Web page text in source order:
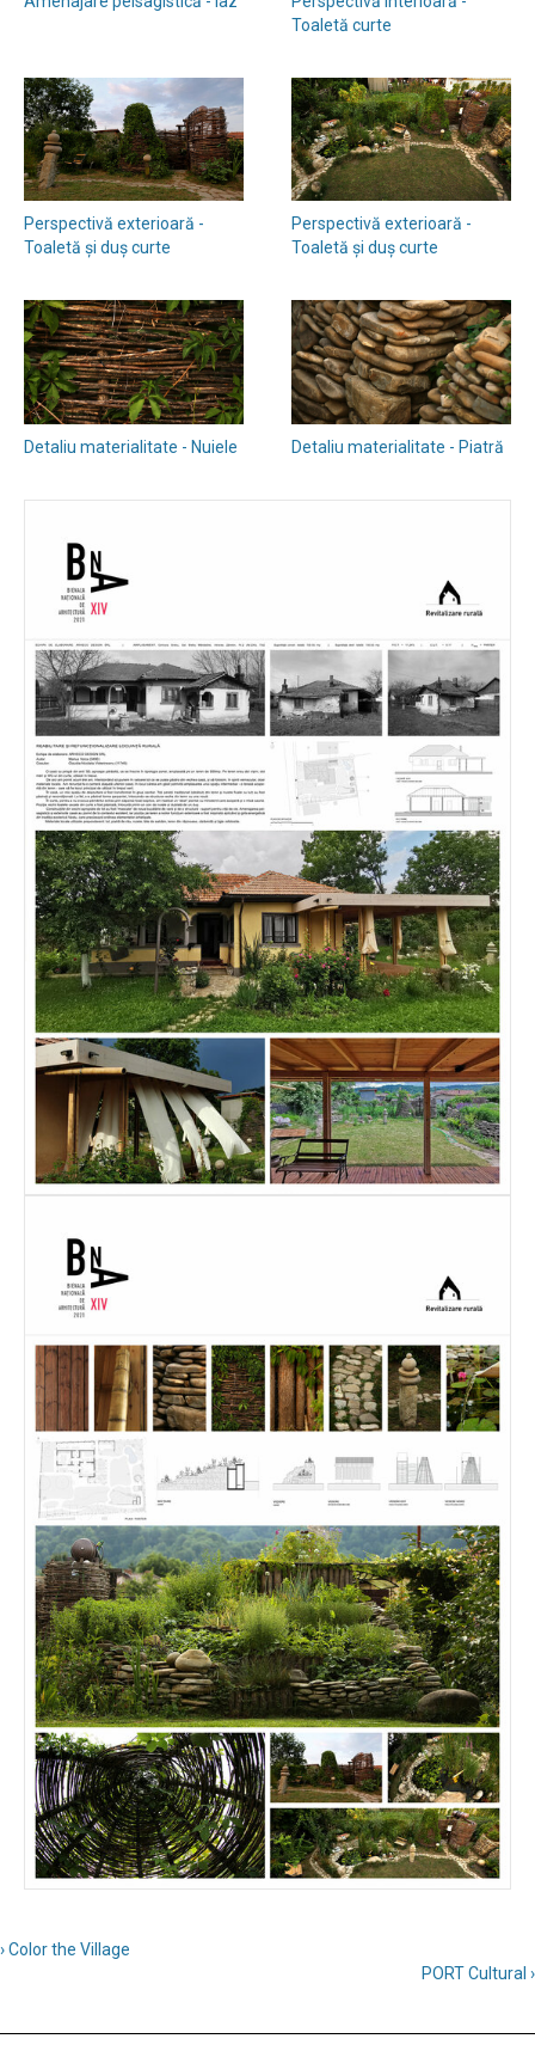
Toaletă curte
Perspectivă exterioară -
Toaletă și duș curte
Perspectivă exterioară -
Toaletă și duș curte
Detaliu materialitate - Nuiele Detaliu materialitate - Piatră
› Color the Village
PORT Cultural ›